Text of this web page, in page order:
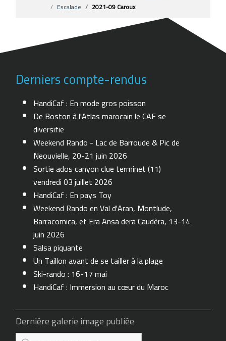
Escalade
2021-09 Caroux
Derniers compte-rendus
HandiCaf : En mode gros poisson
De Boston à l'Atlas marocain le CAF se
diversifie
Weekend Rando - Lac de Barroude & Pic de
Neouvielle, 20-21 juin 2026
Sortie ados canyon clue terminet (11)
vendredi 03 juillet 2026
HandiCaf : En pays Toy
Weekend Rando en Val d'Aran, Montlude,
Barracomica, et Era Ansa dera Caudèra, 13-14
juin 2026
Salsa piquante
Un Taillon avant de se tailler à la plage
Ski-rando : 16-17 mai
HandiCaf : Immersion au cœur du Maroc
Dernière galerie image publiée